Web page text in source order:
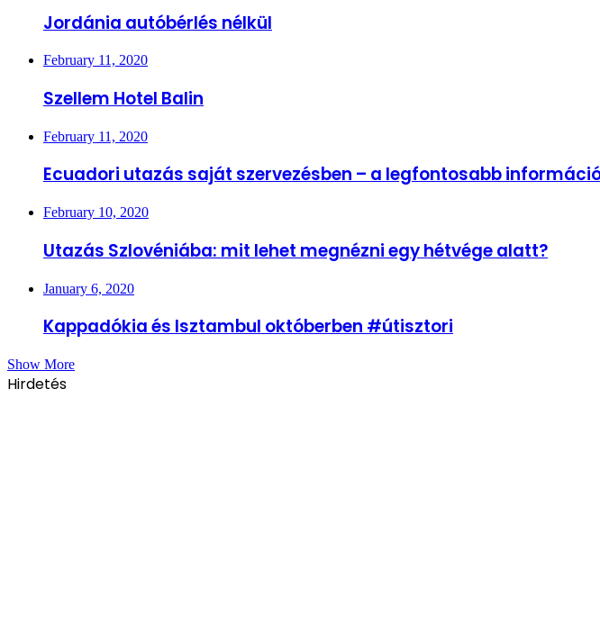
Jordánia autóbérlés nélkül
February 11, 2020
Szellem Hotel Balin
February 11, 2020
Ecuadori utazás saját szervezésben – a legfontosabb
February 10, 2020
Utazás Szlovéniába: mit lehet megnézni egy hétvége alatt?
January 6, 2020
Kappadókia és Isztambul októberben #útisztori
Show More
Hirdetés